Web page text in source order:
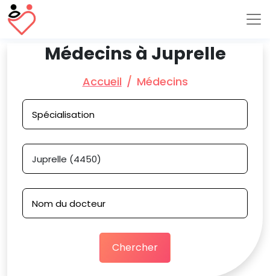
Médecins à Juprelle
Accueil Médecins
Chercher